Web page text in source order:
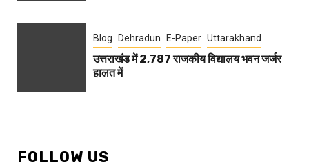
Blog Dehradun E-Paper Uttarakhand
उत्तराखंड में 2,787 राजकीय विद्यालय भवन जर्जर
हालत में
FOLLOW US